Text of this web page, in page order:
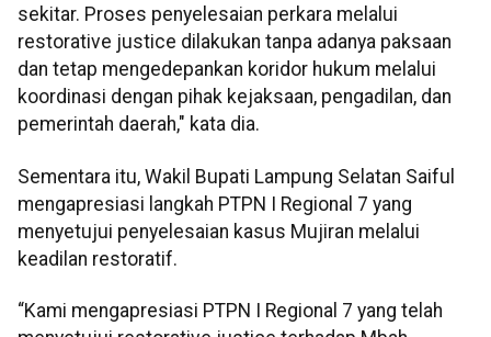
sekitar. Proses penyelesaian perkara melalui
restorative justice dilakukan tanpa adanya paksaan
dan tetap mengedepankan koridor hukum melalui
koordinasi dengan pihak kejaksaan, pengadilan, dan
pemerintah daerah," kata dia.
Sementara itu, Wakil Bupati Lampung Selatan Saiful
mengapresiasi langkah PTPN I Regional 7 yang
menyetujui penyelesaian kasus Mujiran melalui
keadilan restoratif.
“Kami mengapresiasi PTPN I Regional 7 yang telah